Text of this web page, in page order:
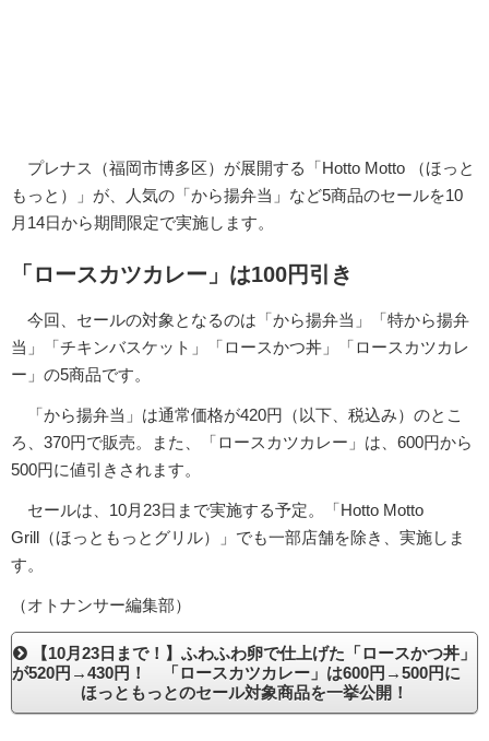
プレナス（福岡市博多区）が展開する「Hotto Motto （ほっと
もっと）」が、人気の「から揚弁当」など5商品のセールを10
月14日から期間限定で実施します。
「ロースカツカレー」は100円引き
今回、セールの対象となるのは「から揚弁当」「特から揚弁
当」「チキンバスケット」「ロースかつ丼」「ロースカツカレ
ー」の5商品です。
「から揚弁当」は通常価格が420円（以下、税込み）のとこ
ろ、370円で販売。また、「ロースカツカレー」は、600円から
500円に値引きされます。
セールは、10月23日まで実施する予定。「Hotto Motto
Grill（ほっともっとグリル）」でも一部店舗を除き、実施しま
す。
（オトナンサー編集部）
【10月23日まで！】ふわふわ卵で仕上げた「ロースかつ丼」
が520円→430円！ 「ロースカツカレー」は600円→500円に
ほっともっとのセール対象商品を一挙公開！